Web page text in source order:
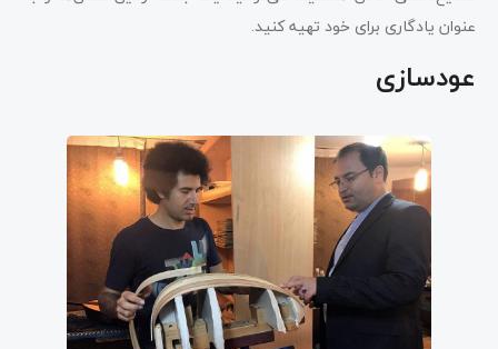
عنوان یادگاری برای خود تهیه کنید.
عودسازی